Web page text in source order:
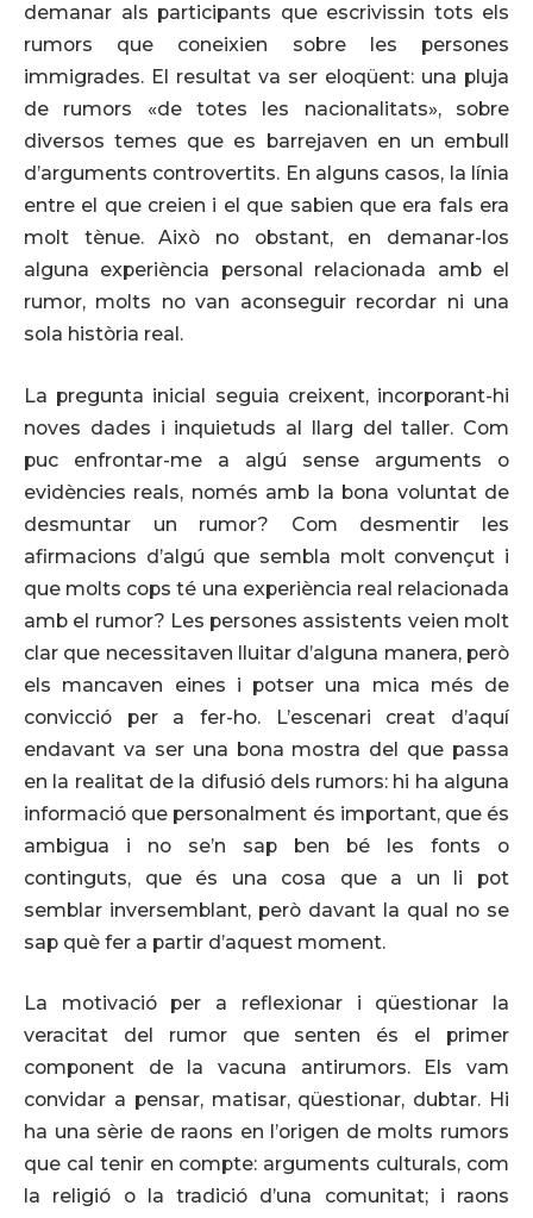
demanar als participants que escrivissin tots els
rumors que coneixien sobre les persones
immigrades. El resultat va ser eloqüent: una pluja
de rumors «de totes les nacionalitats», sobre
diversos temes que es barrejaven en un embull
d’arguments controvertits. En alguns casos, la línia
entre el que creien i el que sabien que era fals era
molt tènue. Això no obstant, en demanar-los
alguna experiència personal relacionada amb el
rumor, molts no van aconseguir recordar ni una
sola història real.
La pregunta inicial seguia creixent, incorporant-hi
noves dades i inquietuds al llarg del taller. Com
puc enfrontar-me a algú sense arguments o
evidències reals, només amb la bona voluntat de
desmuntar un rumor? Com desmentir les
afirmacions d’algú que sembla molt convençut i
que molts cops té una experiència real relacionada
amb el rumor? Les persones assistents veien molt
clar que necessitaven lluitar d’alguna manera, però
els mancaven eines i potser una mica més de
convicció per a fer-ho. L’escenari creat d’aquí
endavant va ser una bona mostra del que passa
en la realitat de la difusió dels rumors: hi ha alguna
informació que personalment és important, que és
ambigua i no se’n sap ben bé les fonts o
continguts, que és una cosa que a un li pot
semblar inversemblant, però davant la qual no se
sap què fer a partir d’aquest moment.
La motivació per a reflexionar i qüestionar la
veracitat del rumor que senten és el primer
component de la vacuna antirumors. Els vam
convidar a pensar, matisar, qüestionar, dubtar. Hi
ha una sèrie de raons en l’origen de molts rumors
que cal tenir en compte: arguments culturals, com
la religió o la tradició d’una comunitat; i raons